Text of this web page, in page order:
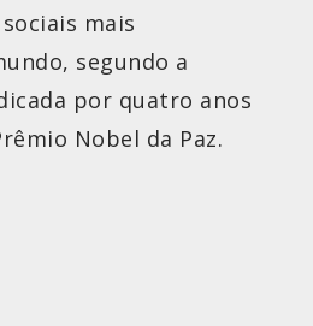
mais
segundo a
por quatro anos
Nobel da Paz.